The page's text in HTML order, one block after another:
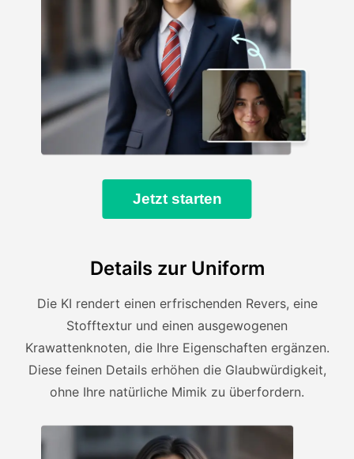
Jetzt starten
Details zur Uniform
Die KI rendert einen erfrischenden Revers, eine
Stofftextur und einen ausgewogenen
Krawattenknoten, die Ihre Eigenschaften ergänzen.
Diese feinen Details erhöhen die Glaubwürdigkeit,
ohne Ihre natürliche Mimik zu überfordern.